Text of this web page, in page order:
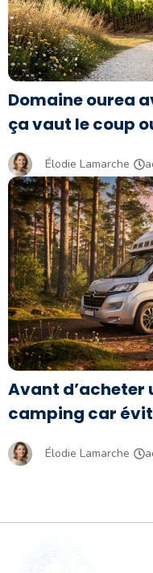
Domaine ourea
ça vaut le coup
Élodie Lamarche
Avant d’acheter
camping car
Élodie Lamarche